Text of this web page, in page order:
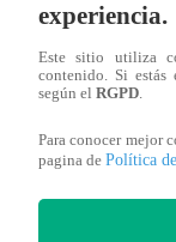
Sábados en
familias muy
queridas:
Dorita
Magallanes y
El primer juego
experiencia.
Este sitio utiliza
contenido. Si estás
según el RGPD.
Para conocer mejor
pagina de Política